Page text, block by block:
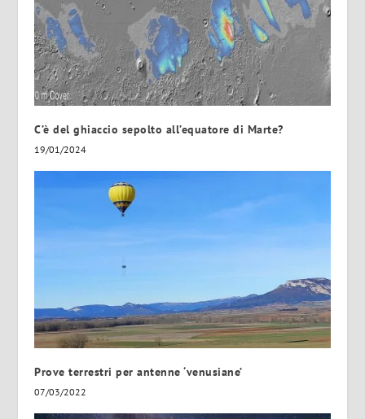
C’è del ghiaccio sepolto all’equatore di Marte?
19/01/2024
Prove terrestri per antenne ‘venusiane’
07/03/2022